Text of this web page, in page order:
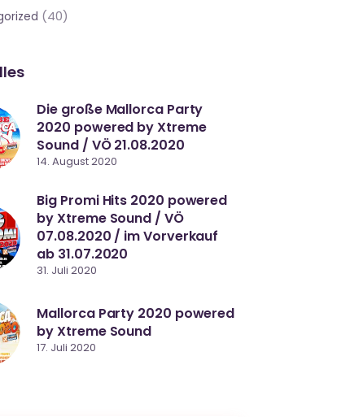
(40)
Die große Mallorca Party
2020 powered by Xtreme
Sound / VÖ 21.08.2020
14. August 2020
Big Promi Hits 2020 powered
by Xtreme Sound / VÖ
07.08.2020 / im Vorverkauf
ab 31.07.2020
31. Juli 2020
Mallorca Party 2020 powered
by Xtreme Sound
17. Juli 2020